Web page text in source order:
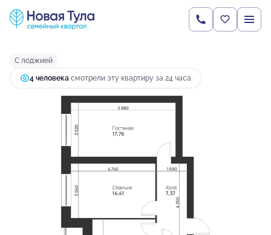
2-комнатная56.04 м 6 373 373 руб.
Ипотекаот 24 467 руб.
С лоджией
4 человекa смотрели эту квартиру за 24 часа